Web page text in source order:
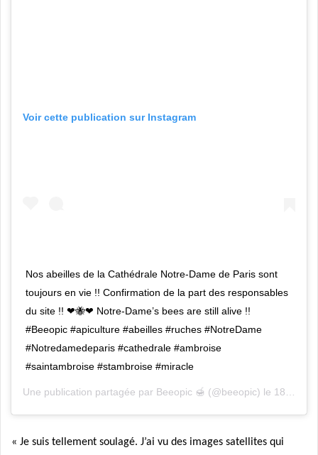
Voir cette publication sur Instagram
Nos abeilles de la Cathédrale Notre-Dame de Paris sont
toujours en vie !! Confirmation de la part des responsables
du site !! ❤🐝❤ Notre-Dame’s bees are still alive !!
#Beeopic #apiculture #abeilles #ruches #NotreDame
#Notredamedeparis #cathedrale #ambroise
#saintambroise #stambroise #miracle
Une publication partagée par Beeopic 🍯 (@beeopic) le 18 Avril 2019 à 4 :25 PDT
« Je suis tellement soulagé. J’ai vu des images satellites qui